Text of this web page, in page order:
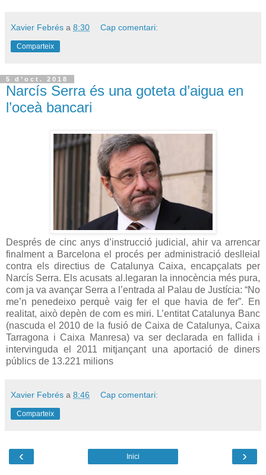
Xavier Febrés a 8:30 Cap comentari:
Comparteix
5 d’oct. 2018
Narcís Serra és una goteta d’aigua en
l’oceà bancari
Després de cinc anys d’instrucció judicial, ahir va arrencar
finalment a Barcelona el procés per administració deslleial
contra els directius de Catalunya Caixa, encapçalats per
Narcís Serra. Els acusats al.legaran la innocència més pura,
com ja va avançar Serra a l’entrada al Palau de Justícia: “No
me’n penedeixo perquè vaig fer el que havia de fer”. En
realitat, això depèn de com es miri. L’entitat Catalunya Banc
(nascuda el 2010 de la fusió de Caixa de Catalunya, Caixa
Tarragona i Caixa Manresa) va ser declarada en fallida i
intervinguda el 2011 mitjançant una aportació de diners
públics de 13.221 milions
Xavier Febrés a 8:46 Cap comentari:
Comparteix
‹ ›
Inici